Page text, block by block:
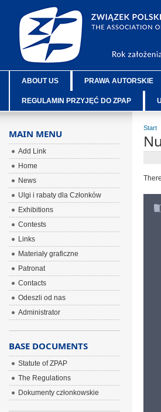
ABOUT US PRAWA AUTORSKIE
REGULAMIN PRZYJĘĆ DO ZPAP
Start
MAIN MENU
Add Link
Home
News
Ulgi i rabaty dla Członków
Exhibitions
Contests
Links
Materiały graficzne
Patronat
Contacts
Odeszli od nas
Administrator
BASE DOCUMENTS
Statute of ZPAP
The Regulations
Dokumenty członkowskie